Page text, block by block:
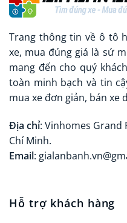
Trang thông tin về ô tô
xe, mua đúng giá là sứ
mang đến cho quý
toàn minh bạch và tin
mua xe đơn giản, bán xe
Địa chỉ: Vinhomes Grand
Chí Minh.
Email:
Hỗ trợ khách hàng